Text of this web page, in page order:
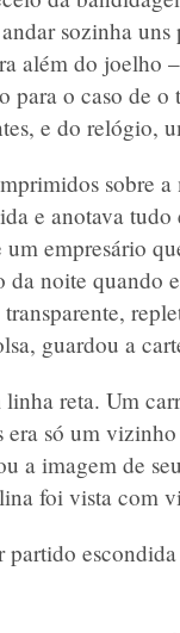
sozinha
além do joelho
o caso de
e do relógio,
sobre
e anotava
empresário
da noite
guardou a
reta. Um
só um
a imagem de
foi vista com